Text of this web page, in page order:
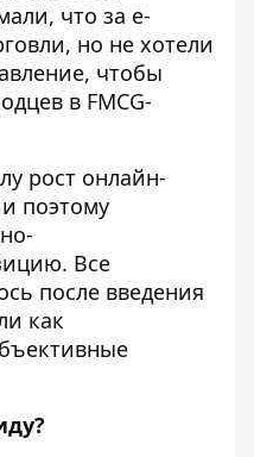
что за e-
но не хотели
чтобы
в FMCG-
рост онлайн-
поэтому
Все
после введения
как